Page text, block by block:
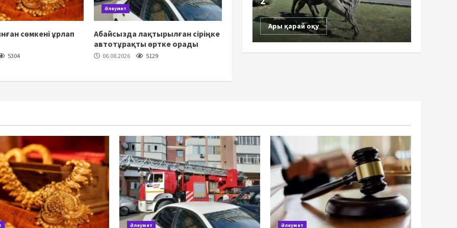
сөмкені ұрлап
5304
Әлеумет
Абайсызда лақтырылған сіріңке
автотұрақты өртке орады
06.08.2026 5129
Ары қарай оқу
Әлеумет Әлеумет